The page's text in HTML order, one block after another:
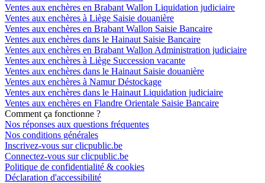
Ventes aux enchères en Brabant Wallon Liquidation judiciaire
Ventes aux enchères à Liège Saisie douanière
Ventes aux enchères en Brabant Wallon Saisie Bancaire
Ventes aux enchères dans le Hainaut Saisie Bancaire
Ventes aux enchères en Brabant Wallon Administration judiciaire
Ventes aux enchères à Liège Succession vacante
Ventes aux enchères dans le Hainaut Saisie douanière
Ventes aux enchères à Namur Déstockage
Ventes aux enchères dans le Hainaut Liquidation judiciaire
Ventes aux enchères en Flandre Orientale Saisie Bancaire
Comment ça fonctionne ?
Nos réponses aux questions fréquentes
Nos conditions générales
Inscrivez-vous sur clicpublic.be
Connectez-vous sur clicpublic.be
Politique de confidentialité & cookies
Déclaration d'accessibilité